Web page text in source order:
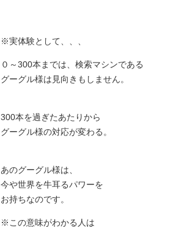
※実体験として、、、
０～300本までは、検索マシンである
グーグル様は見向きもしません。
300本を過ぎたあたりから
グーグル様の対応が変わる。
あのグーグル様は、
今や世界を牛耳るパワーを
お持ちなのです。
※この意味がわかる人は